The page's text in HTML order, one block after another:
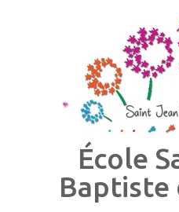
École
Baptiste